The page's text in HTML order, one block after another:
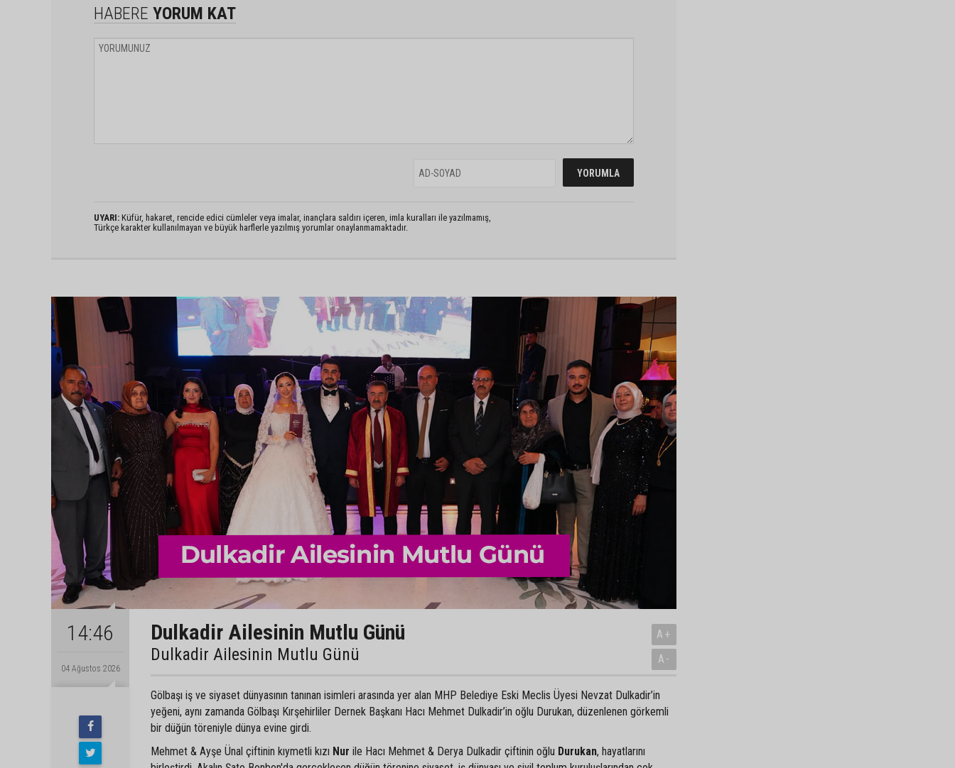
HABERE YORUM KAT
UYARI: Küfür, hakaret, rencide edici cümleler veya imalar, inançlara saldırı içeren, imla kuralları ile yazılmamış,
Türkçe karakter kullanılmayan ve büyük harflerle yazılmış yorumlar onaylanmamaktadır.
14:46
04 Ağustos 2026
Dulkadir Ailesinin Mutlu Günü
Dulkadir Ailesinin Mutlu Günü
A+
A-
Gölbaşı iş ve siyaset dünyasının tanınan isimleri arasında yer alan MHP Belediye Eski Meclis Üyesi Nevzat Dulkadir’in
yeğeni, aynı zamanda Gölbaşı Kırşehirliler Dernek Başkanı Hacı Mehmet Dulkadir’in oğlu Durukan, düzenlenen görkemli
bir düğün töreniyle dünya evine girdi.
Mehmet & Ayşe Ünal çiftinin kıymetli kızı Nur ile Hacı Mehmet & Derya Dulkadir çiftinin oğlu Durukan, hayatlarını